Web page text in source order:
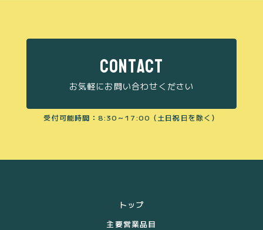
CONTACT
お気軽にお問い合わせください
受付可能時間：8:30～17:00（土日祝日を除く）
トップ
主要営業品目